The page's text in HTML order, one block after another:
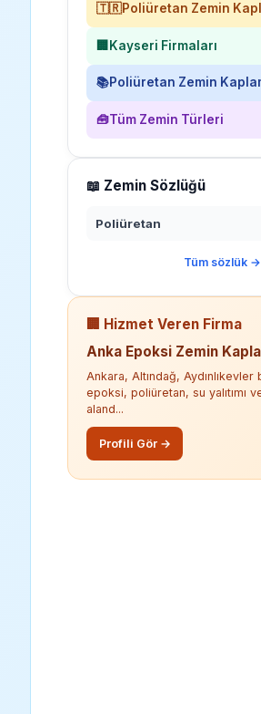
🇹🇷Poliüretan Zemin
Kayseri Firmaları
📚Poliüretan Zemin
🧰Tüm Zemin Türleri
📖 Zemin Sözlüğü
Poliüretan
Tüm sözlük →
🏢 Hizmet Veren Firma
Anka Epoksi Zemin
Ankara, Altındağ, Aydınlıkevler
epoksi, poliüretan, su yalıtımı
aland...
Profili Gör →